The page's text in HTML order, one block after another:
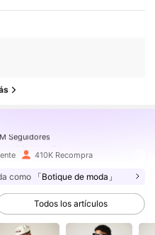
Hace 2 horas
Seguidores
Seguidores
Seguidores
Seguidores
410K Recompra
como 「Botique de moda」
Todos los artículos